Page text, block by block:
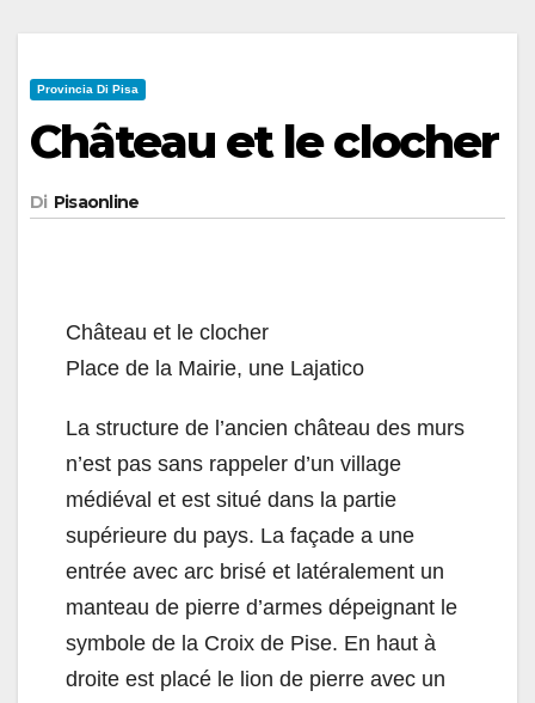
Provincia Di Pisa
Château et le clocher
Di Pisaonline
Château et le clocher
Place de la Mairie, une Lajatico
La structure de l’ancien château des murs
n’est pas sans rappeler d’un village
médiéval et est situé dans la partie
supérieure du pays. La façade a une
entrée avec arc brisé et latéralement un
manteau de pierre d’armes dépeignant le
symbole de la Croix de Pise. En haut à
droite est placé le lion de pierre avec un